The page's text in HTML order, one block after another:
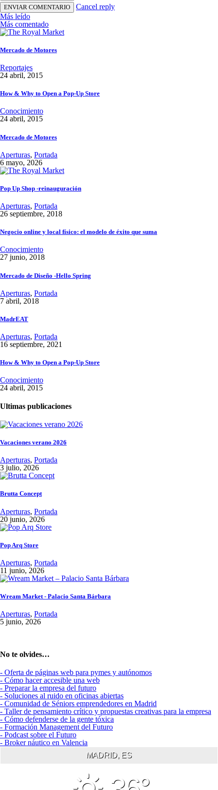
Cancel reply
Más leído
Más comentado
Mercado de Motores
Reportajes
24 abril, 2015
How & Why to Open a Pop-Up Store
Conocimiento
24 abril, 2015
Mercado de Motores
Aperturas, Portada
6 mayo, 2026
Pop Up Shop -reinauguración
Aperturas, Portada
26 septiembre, 2018
Negocio online y local físico: el modelo de éxito que suma
Conocimiento
27 junio, 2018
Mercado de Diseño -Hello Spring
Aperturas, Portada
7 abril, 2018
MadrEAT
Aperturas, Portada
16 septiembre, 2021
How & Why to Open a Pop-Up Store
Conocimiento
24 abril, 2015
Ultimas publicaciones
Vacaciones verano 2026
Aperturas, Portada
3 julio, 2026
Brutta Concept
Aperturas, Portada
20 junio, 2026
Pop Arq Store
Aperturas, Portada
11 junio, 2026
Wream Market - Palacio Santa Bárbara
Aperturas, Portada
5 junio, 2026
No te olvides…
- Oferta de páginas web para pymes y autónomos
- Cómo hacer accesible una web
- Preparar la empresa del futuro
- Soluciones al ruido en oficinas abiertas
- Comunidad de Séniors emprendedores en Madrid
- Taller de pensamiento crítico y propuestas creativas para la empresa
- Cómo defenderse de la gente tóxica
- Formación Management del Futuro
- Podcast sobre el Futuro
- Broker náutico en Valencia
MADRID, ES